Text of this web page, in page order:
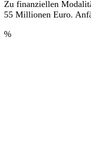
Zu finanziellen
55 Millionen Euro.
%